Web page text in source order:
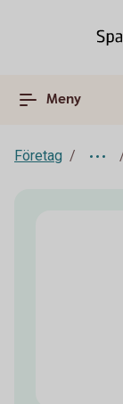
Meny
Företag